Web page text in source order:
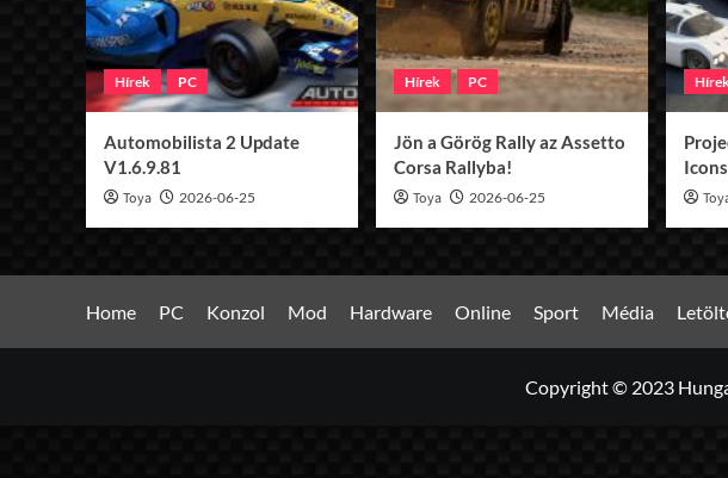
Hírek PC
Automobilista 2 Update
V1.6.9.81
Toya 2026-06-25
Hírek PC
Jön a Görög Rally az Assetto
Corsa Rallyba!
Toya 2026-06-25
Hírek
Home PC Konzol Mod Hardware Online Sport Média
Copyright © 2023